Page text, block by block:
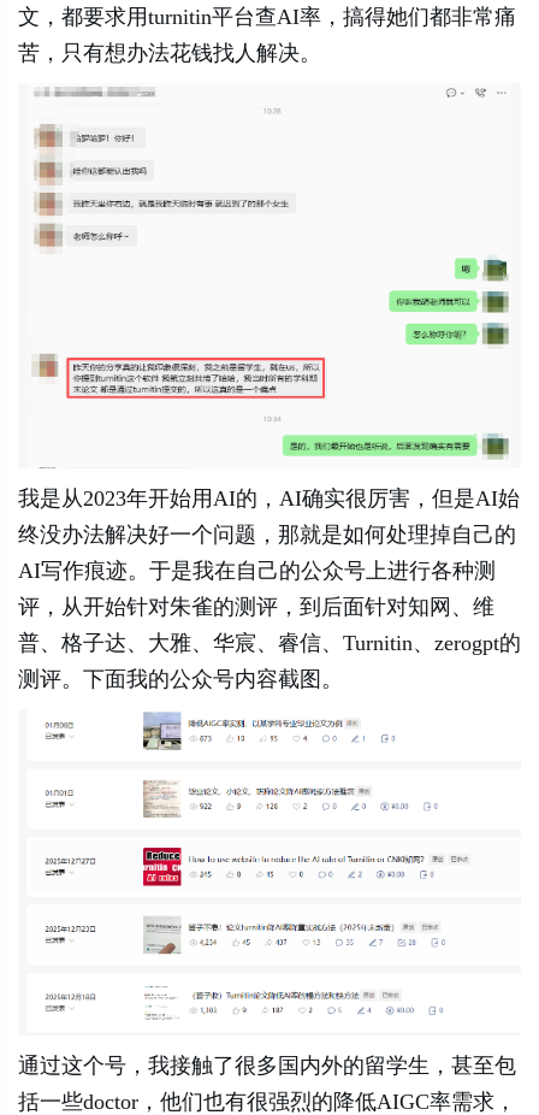
文，都要求用turnitin平台查AI率，搞得她们都非常痛
苦，只有想办法花钱找人解决。
我是从2023年开始用AI的，AI确实很厉害，但是AI始
终没办法解决好一个问题，那就是如何处理掉自己的
AI写作痕迹。于是我在自己的公众号上进行各种测
评，从开始针对朱雀的测评，到后面针对知网、维
普、格子达、大雅、华宸、睿信、Turnitin、zerogpt的
测评。下面我的公众号内容截图。
通过这个号，我接触了很多国内外的留学生，甚至包
括一些doctor，他们也有很强烈的降低AIGC率需求，